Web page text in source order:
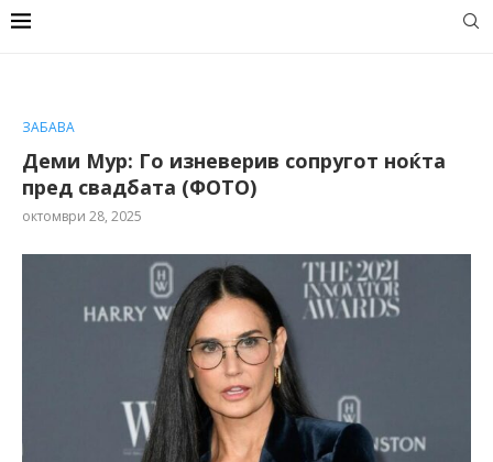
ЗАБАВА
Деми Мур: Го изневерив сопругот ноќта
пред свадбата (ФОТО)
октомври 28, 2025